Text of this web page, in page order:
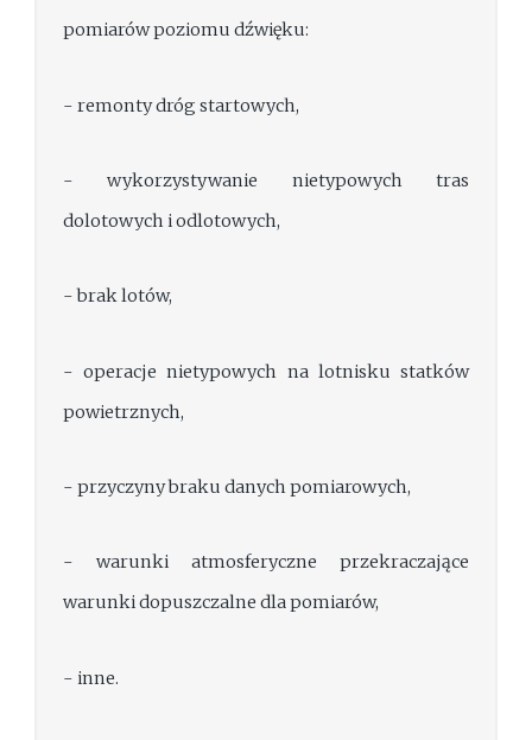
pomiarów poziomu dźwięku:
- remonty dróg startowych,
- wykorzystywanie nietypowych tras
dolotowych i odlotowych,
- brak lotów,
- operacje nietypowych na lotnisku statków
powietrznych,
- przyczyny braku danych pomiarowych,
- warunki atmosferyczne przekraczające
warunki dopuszczalne dla pomiarów,
- inne.